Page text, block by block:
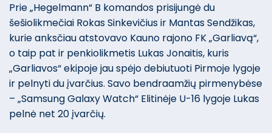
Prie „Hegelmann“ B komandos prisijungė du
šešiolikmečiai Rokas Sinkevičius ir Mantas Sendžikas,
kurie anksčiau atstovavo Kauno rajono FK „Garliavą“,
o taip pat ir penkiolikmetis Lukas Jonaitis, kuris
„Garliavos“ ekipoje jau spėjo debiutuoti Pirmoje lygoje
ir pelnyti du įvarčius. Savo bendraamžių pirmenybėse
– „Samsung Galaxy Watch“ Elitinėje U-16 lygoje Lukas
pelnė net 20 įvarčių.